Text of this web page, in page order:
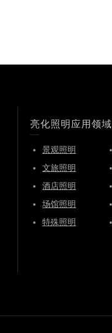
亮化照明应用领域
景观照明
文旅照明
酒店照明
场馆照明
特殊照明